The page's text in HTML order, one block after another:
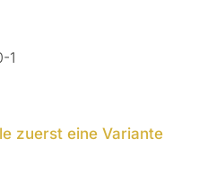
1
zuerst eine Variante